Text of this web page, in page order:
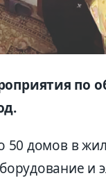
по
50 домов в
и